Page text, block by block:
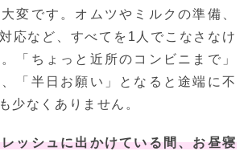
変です。オムツやミルクの準備、
応など、すべてを1人でこなさなけ
「ちょっと近所のコンビニまで」
「半日お願い」となると途端に不
少なくありません。
ッシュに出かけている間、お昼寝